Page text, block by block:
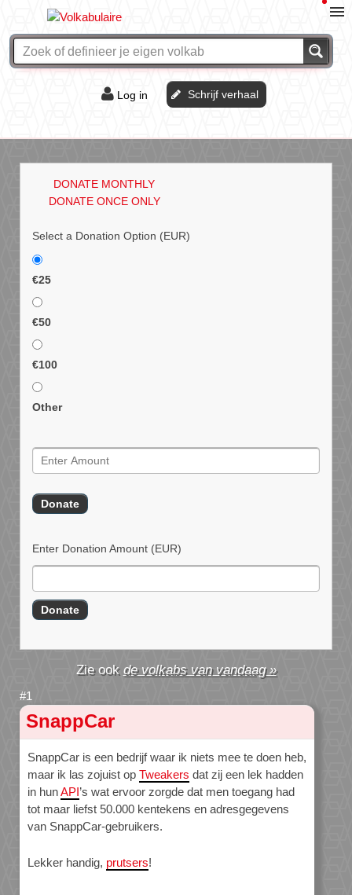
Log in Schrijf verhaal
DONATE MONTHLY
DONATE ONCE ONLY
Select a Donation Option (EUR)
€25
€50
€100
Other
Enter Donation Amount (EUR)
de volkabs van vandaag »
SnappCar
SnappCar is een bedrijf waar ik niets mee te doen heb,
maar ik las zojuist op Tweakers dat zij een lek hadden
in hunAPI’s wat ervoor zorgde dat men toegang had
tot maar liefst 50.000 kentekens en adresgegevens
van SnappCar-gebruikers.
Lekker handig, prutsers!